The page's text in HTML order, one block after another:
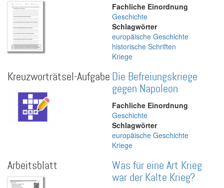
Fachliche Einordnung
Geschichte
Schlagwörter
europäische Geschichte
historische Schriften
Kriege
Kreuzworträtsel-Aufgabe Die Befreiungskriege
gegen Napoleon
Fachliche Einordnung
Geschichte
Schlagwörter
europäische Geschichte
Kriege
Arbeitsblatt
Was für eine Art Krieg
war der Kalte Krieg?